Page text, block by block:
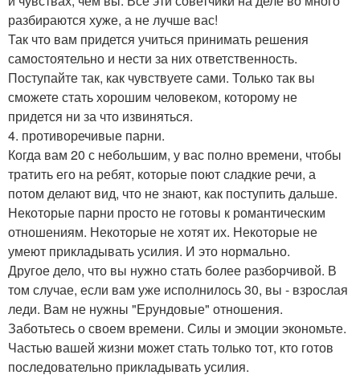
разбираются хуже, а не лучше вас!
Так что вам придется учиться принимать решения
самостоятельно и нести за них ответственность.
Поступайте так, как чувствуете сами. Только так вы
сможете стать хорошим человеком, которому не
придется ни за что извиняться.
4. противоречивые парни.
Когда вам 20 с небольшим, у вас полно времени, чтобы
тратить его на ребят, которые поют сладкие речи, а
потом делают вид, что не знают, как поступить дальше.
Некоторые парни просто не готовы к романтическим
отношениям. Некоторые не хотят их. Некоторые не
умеют прикладывать усилия. И это нормально.
Другое дело, что вы нужно стать более разборчивой. В
том случае, если вам уже исполнилось 30, вы - взрослая
леди. Вам не нужны "Ерундовые" отношения.
Заботьтесь о своем времени. Силы и эмоции экономьте.
Частью вашей жизни может стать только тот, кто готов
последовательно прикладывать усилия.